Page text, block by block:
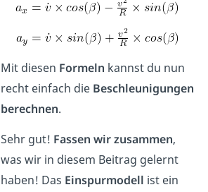
Mit diesen Formeln kannst du nun
recht einfach die Beschleunigungen
berechnen.
Sehr gut! Fassen wir zusammen,
was wir in diesem Beitrag gelernt
haben! Das Einspurmodell ist ein